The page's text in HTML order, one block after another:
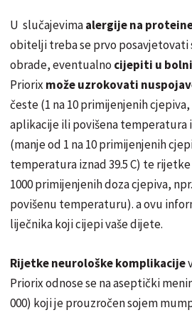
U slučajevimaalergije na
obitelji treba se prvo posavjetovati
obrade, eventualno cijepiti u
Priorix može uzrokovati
česte (1 na 10 primijenjenih
aplikacije ili povišena temperatura
(manje od 1 na 10 primijenjenih
temperatura iznad 39.5 C) te rijetke
1000 primijenjenih doza cjepiva,
povišenu temperaturu). a ovu
liječnika koji cijepi vaše dijete.
Rijetke neurološke komplikacije
Priorix odnose se na aseptički
000) koji je prouzročen sojem